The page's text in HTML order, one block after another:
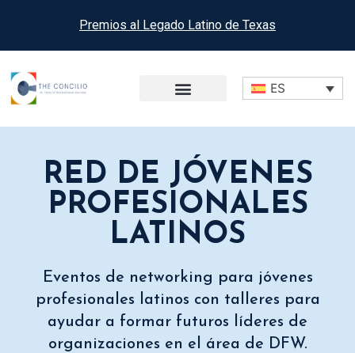
Premios al Legado Latino de Texas
ES
RED DE JÓVENES
PROFESIONALES
LATINOS
Eventos de networking para jóvenes
profesionales latinos con talleres para
ayudar a formar futuros líderes de
organizaciones en el área de DFW.